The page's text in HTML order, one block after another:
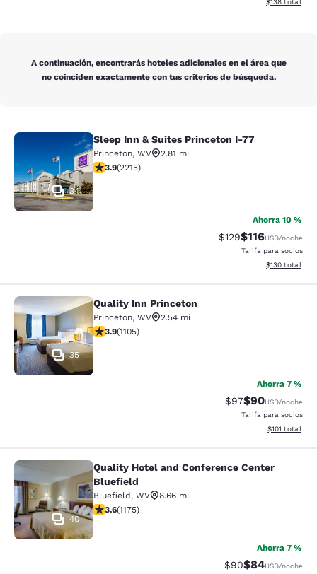
$138 total
A continuación, encontrarás hoteles adicionales en el área que
no coinciden exactamente con tus criterios de búsqueda.
Sleep Inn & Suites Princeton I-77
34
Sleep Inn & Suites Princeton I-77
Princeton, WV
2.81 mi
calificación de 3.92 estrellas. Bueno. 2215 reseñas
3.9(2215)
Ahorra 10 %
Precio tachado:
$129Precio con
$116USD/noche
Tarifa para socios
Ver detalles
$130 total
Quality Inn Princeton
35
Quality Inn Princeton
Princeton, WV
2.54 mi
calificación de 3.87 estrellas. Bueno. 1105 reseñas
3.9(1105)
Ahorra 7 %
Precio tachado:
$97Precio con
$90USD/noche
Tarifa para socios
Ver detalles
$101 total
Quality Hotel and Conference
40
Quality Hotel and Conference Center
Bluefield
Bluefield, WV
8.66 mi
calificación de 3.58 estrellas. Bueno. 1175 reseñas
3.6(1175)
Ahorra 7 %
Precio tachado:
$90Precio con
$84USD/noche